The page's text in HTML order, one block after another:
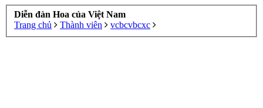
Diễn đàn Hoa của Việt Nam
Trang chủ
Thành viên vcbcvbcxc